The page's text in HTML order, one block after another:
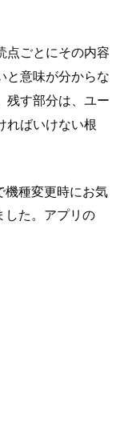
点ごとにその内容
と意味が分からな
残す部分は、ユー
ればいけない根
機種変更時にお気
した。アプリの